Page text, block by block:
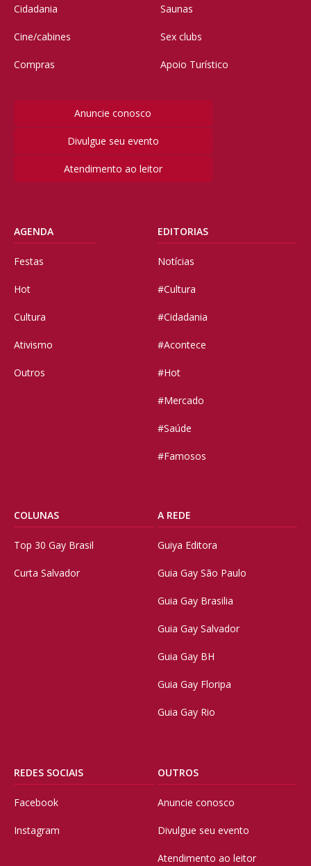
Cidadania
Cine/cabines
Compras
Saunas
Sex clubs
Apoio Turístico
Anuncie conosco
Divulgue seu evento
Atendimento ao leitor
AGENDA
Festas
Hot
Cultura
Ativismo
Outros
EDITORIAS
Notícias
#Cultura
#Cidadania
#Acontece
#Hot
#Mercado
#Saúde
#Famosos
COLUNAS
Top 30 Gay Brasil
Curta Salvador
A REDE
Guiya Editora
Guia Gay São Paulo
Guia Gay Brasilia
Guia Gay Salvador
Guia Gay BH
Guia Gay Floripa
Guia Gay Rio
REDES SOCIAIS
Facebook
Instagram
OUTROS
Anuncie conosco
Divulgue seu evento
Atendimento ao leitor